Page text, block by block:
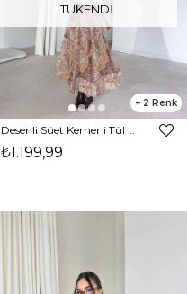
TÜKENDI
2
₺1.199,99